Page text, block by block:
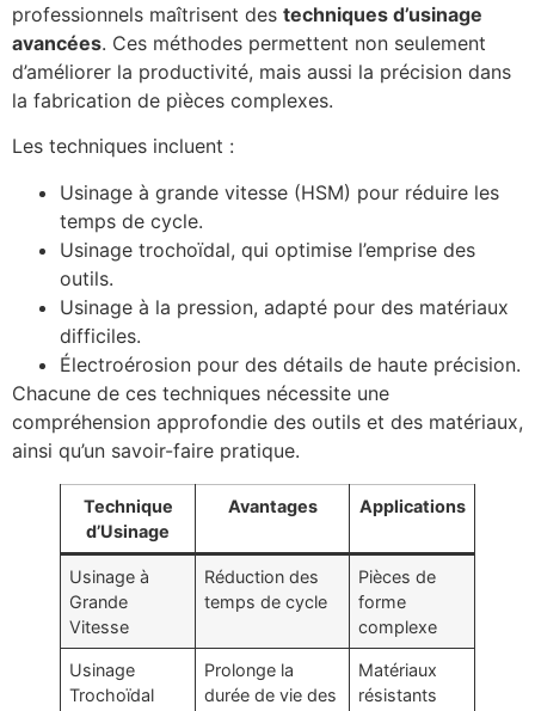
professionnels maîtrisent des techniques d’usinage
avancées. Ces méthodes permettent non seulement
d’améliorer la productivité, mais aussi la précision dans
la fabrication de pièces complexes.
Les techniques incluent :
Usinage à grande vitesse (HSM) pour réduire les
temps de cycle.
Usinage trochoïdal, qui optimise l’emprise des
outils.
Usinage à la pression, adapté pour des matériaux
difficiles.
Électroérosion pour des détails de haute précision.
Chacune de ces techniques nécessite une
compréhension approfondie des outils et des matériaux,
ainsi qu’un savoir-faire pratique.
Technique
d’Usinage
Avantages Applications
Usinage à
Grande
Vitesse
Réduction des
temps de cycle
Pièces de
forme
complexe
Usinage
Trochoïdal
Prolonge la
durée de vie des
Matériaux
résistants